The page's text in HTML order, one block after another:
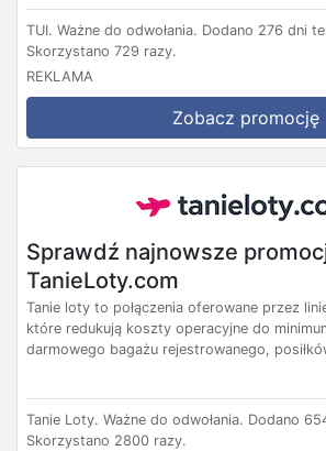
TUI. Ważne do odwołania. Dodano 276 dni
Skorzystano 729 razy.
REKLAMA
Zobacz promocję
Sprawdź najnowsze
TanieLoty.com
Tanie loty to połączenia oferowane przez
które redukują koszty operacyjne do
darmowego bagażu rejestrowanego,
Tanie Loty. Ważne do odwołania. Dodano
Skorzystano 2800 razy.